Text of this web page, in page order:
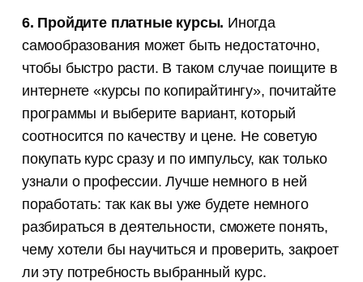
6. Пройдите платные курсы. Иногда
самообразования может быть недостаточно,
чтобы быстро расти. В таком случае поищите в
интернете «курсы по копирайтингу», почитайте
программы и выберите вариант, который
соотносится по качеству и цене. Не советую
покупать курс сразу и по импульсу, как только
узнали о профессии. Лучше немного в ней
поработать: так как вы уже будете немного
разбираться в деятельности, сможете понять,
чему хотели бы научиться и проверить, закроет
ли эту потребность выбранный курс.